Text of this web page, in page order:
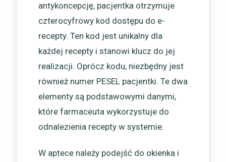
antykoncepcję, pacjentka otrzymuje
czterocyfrowy kod dostępu do e-
recepty. Ten kod jest unikalny dla
każdej recepty i stanowi klucz do jej
realizacji. Oprócz kodu, niezbędny jest
również numer PESEL pacjentki. Te dwa
elementy są podstawowymi danymi,
które farmaceuta wykorzystuje do
odnalezienia recepty w systemie.
W aptece należy podejść do okienka i